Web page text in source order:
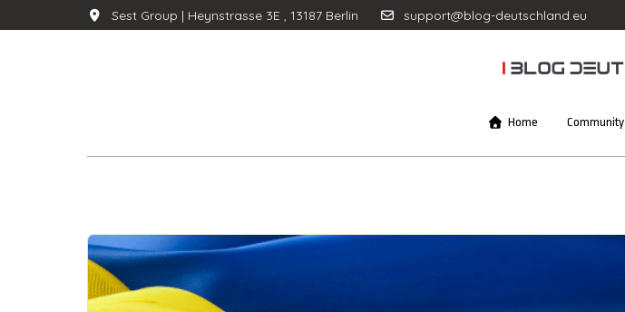
Sest Group | Heynstrasse 3E , 13187 Berlin support@blog-deutschland.eu
Home Community